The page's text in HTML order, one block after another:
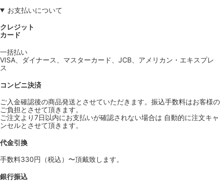
お支払いについて
クレジット
カード
一括払い
VISA、ダイナース、マスターカード、JCB、アメリカン・エキスプレ
ス
コンビニ決済
ご入金確認後の商品発送とさせていただきます。振込手数料はお客様の
ご負担とさせて頂きます。
ご注文より7日以内にお支払いが確認されない場合は 自動的に注文キャ
ンセルとさせて頂きます。
代金引換
手数料330円（税込）〜頂戴致します。
銀行振込